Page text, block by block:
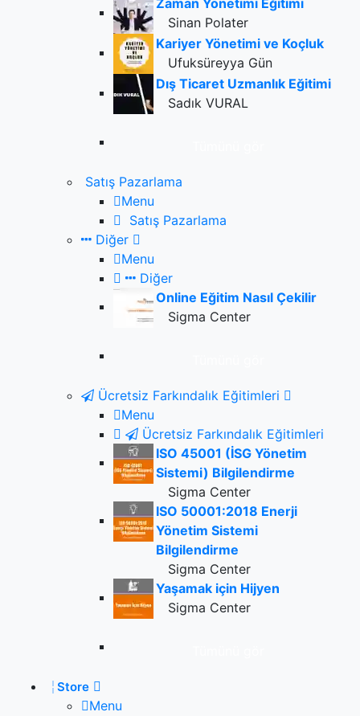
Zaman Yönetimi Eğitimi
Sinan Polater
Kariyer Yönetimi ve Koçluk
Ufuksüreyya Gün
Dış Ticaret Uzmanlık Eğitimi
Sadık VURAL
Satış Pazarlama
Menu
Satış Pazarlama
Diğer
Menu
Diğer
Online Eğitim Nasıl Çekilir
Sigma Center
Ücretsiz Farkındalık Eğitimleri
Menu
Ücretsiz Farkındalık Eğitimleri
ISO 45001 (İSG Yönetim
Sistemi) Bilgilendirme
Sigma Center
ISO 50001:2018 Enerji
Yönetim Sistemi
Bilgilendirme
Sigma Center
Yaşamak için Hijyen
Sigma Center
Store
Menu